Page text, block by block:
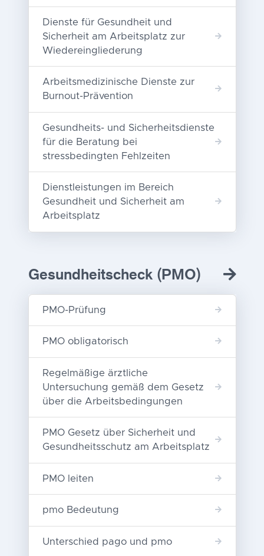
Dienste für Gesundheit und
Sicherheit am Arbeitsplatz zur
Wiedereingliederung
Arbeitsmedizinische Dienste zur
Burnout-Prävention
Gesundheits- und Sicherheitsdienste
für die Beratung bei
stressbedingten Fehlzeiten
Dienstleistungen im Bereich
Gesundheit und Sicherheit am
Arbeitsplatz
Gesundheitscheck (PMO)
PMO-Prüfung
PMO obligatorisch
Regelmäßige ärztliche
Untersuchung gemäß dem Gesetz
über die Arbeitsbedingungen
PMO Gesetz über Sicherheit und
Gesundheitsschutz am Arbeitsplatz
PMO leiten
pmo Bedeutung
Unterschied pago und pmo